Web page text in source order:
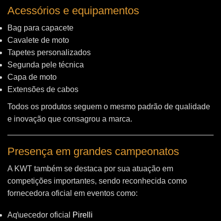
Acessórios e equipamentos
Bag para capacete
Cavalete de moto
Tapetes personalizados
Segunda pele técnica
Capa de moto
Extensões de cabos
Todos os produtos seguem o mesmo padrão de qualidade
e inovação que consagrou a marca.
Presença em grandes campeonatos
A KWT também se destaca por sua atuação em
competições importantes, sendo reconhecida como
fornecedora oficial em eventos como:
Aq\uecedor oficial
Pirelli